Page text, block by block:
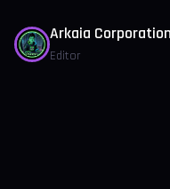
Arkaia Corporation
Editor